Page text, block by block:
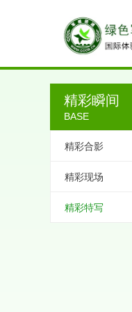
精彩瞬间
BASE
精彩合影
精彩现场
精彩特写